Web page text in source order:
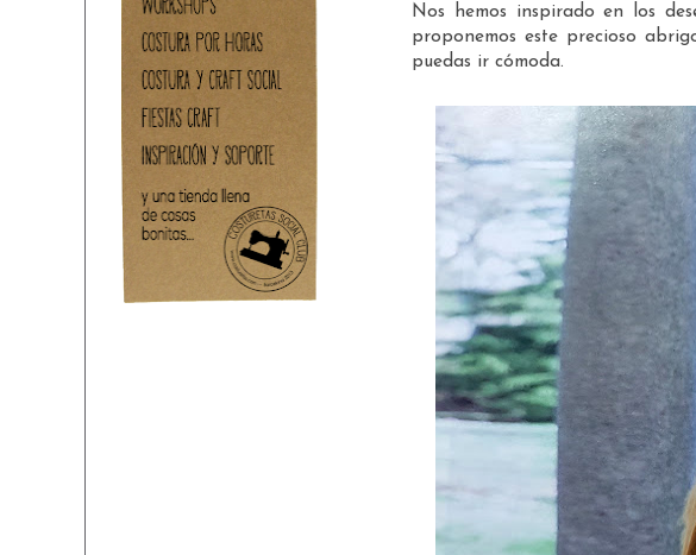
Nos hemos inspirado en los
proponemos este precioso
puedas ir cómoda.